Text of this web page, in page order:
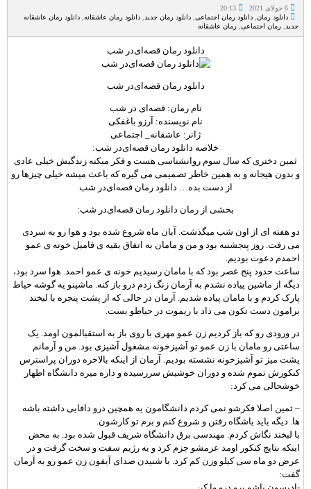
6 جولای 2021
20:13
دانلود رمان, دانلود رمان اجتماعی, دانلود رمان جدید دانلود رمان عاشقانه, دانلود رمان عاشقانه
جدید
رمان اجتماعی, رمان عاشقانه
دانلود رمان قصه‌ای‌در شب
دانلود رمان قصه‌ای‌در شب
نام رمان: قصه‌ای در شب
نام نویسنده: آرزو باغفکی
ژانر: عاشقانه_ اجتماعی
خلاصه دانلود رمان قصه‌ای‌در شب:
ثمین دختری که سال سوم روانشناسی هست و فکر میکنه زندگیش خیلی عادی
و بدون هیجانه و به همین خاطر تصمیمی می گیره که باعث میشه خیلی چیزها رو
از دست بده… دانلود رمان قصه‌ای‌در شب
بخشی از رمان دانلود رمان قصه‌ای‌در شب:
دو هفته ای از اون شب میگذشت. آبان ماه شروع شده بود و هوا رو به سردی
می رفت. روز پنجشنبه بود و من و مامان به اتفاق بقیه ی فامیل خونه ی عمو
احمدم دعوت بودیم.
ساعت حدود پنج عصر بود که با مامان رسیدیم خونه ی عمو احمد. هوا سرد بود،
دیگه از ماشین پیاده نشدم به آرمان زنگ زدم درو باز کنه. ماشینو یه گوشه حیاط
پارک کردم و با مامان پیاده شدیم. آرمان در حالی که از پشت پنجره با لبخند
برامون دست تکون می داد با ریموت در حیاطو بست.
در ورودی رو که باز کردیم زن عمو مهری با روی باز به استقبالمون اومد. یک
ساعتی رو مامان با زن عمو تو آشپزخونه مشغول آشپزی بود. من و آرمانم
پشت میز تو آشپزخونه نشسته بودیم. آرمان از اینکه بالاخره دوران پراسترس
کنکورش تموم شده و دوران خوشیش سررسیده و داره میره دانشگاه اظهار
خوشحالی می کرد:
– ثمین اصلا فکرشو نمی کردم دانشگامون یه همچین درو دافایی داشته باشه
ها. دیگه باید باشگاه رفتن و شروع کنم و برم تو کارشون.
با لبخند نگاش کردم. مهندسی برق دانشگاه شریف قبول شده بود. به محض
اینکه نتایج کنکور اومد عزمشو جزم کرد و یه رژیم سفت و سخت گرفت و در
عرض دو ماه سی کیلو وزن کم کرد. با شنیدن صدای آیفون زن عمو رو به آرمان
گفت: